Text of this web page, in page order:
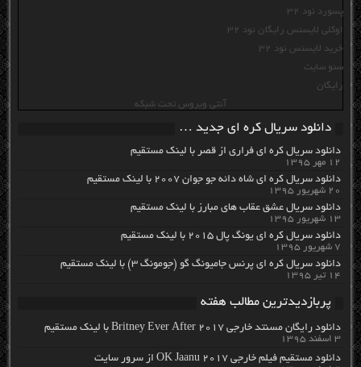
پسورد نود 32
اوکلی لایسنس رایگان نود 32
خرید لایسنس نود 32
سئو سایت
رایگان
آنتی ویروس تحت شبکه
دانلود سریال کره ای جدید …
دانلود سریال کره ای فراری از قصر با لینک مستقیم
۱۲ مهر ۱۳۹۵
دانلود سریال کره ای شاه دائه جو جوان ۲۰۰۷ با لینک مستقیم
۲۰ شهریور ۱۳۹۵
دانلود سریال عشق عقاب های مبارز با لینک مستقیم
۱۳ شهریور ۱۳۹۵
دانلود سریال کره ای یونگ پال ۲۰۱۵ با لینک مستقیم
۷ شهریور ۱۳۹۵
دانلود سریال کره ای پرنس جامیونگ گو (جومونگ ۳) با لینک مستقیم
۱۴ تیر ۱۳۹۵
پربازدیدترین مطالب هفته
دانلود رایگان مسنتد خارجی Britney Ever After 2017 با لینک مستقیم
۳ اسفند ۱۳۹۵
دانلود مستقیم فیلم خارجی OK Jaanu 2017 از سرور سایت